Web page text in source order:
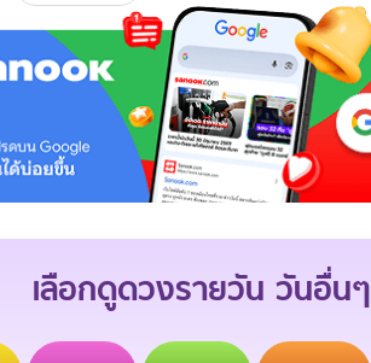
เลือกดูดวงรายวัน วันอื่นๆ